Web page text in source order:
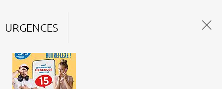
URGENCES